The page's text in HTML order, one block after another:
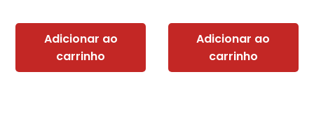
Adicionar ao
carrinho
Adicionar ao
carrinho